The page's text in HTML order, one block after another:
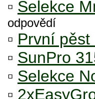
▫ Selekce
odpovědí
▫ První pěst
▫ SunPro
▫ Selekce
▫